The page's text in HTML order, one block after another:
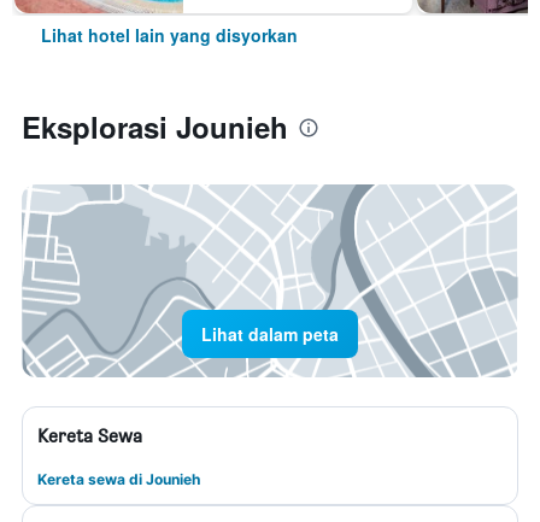
Lihat hotel lain yang disyorkan
Eksplorasi Jounieh
Lihat dalam peta
Kereta Sewa
Kereta sewa di Jounieh